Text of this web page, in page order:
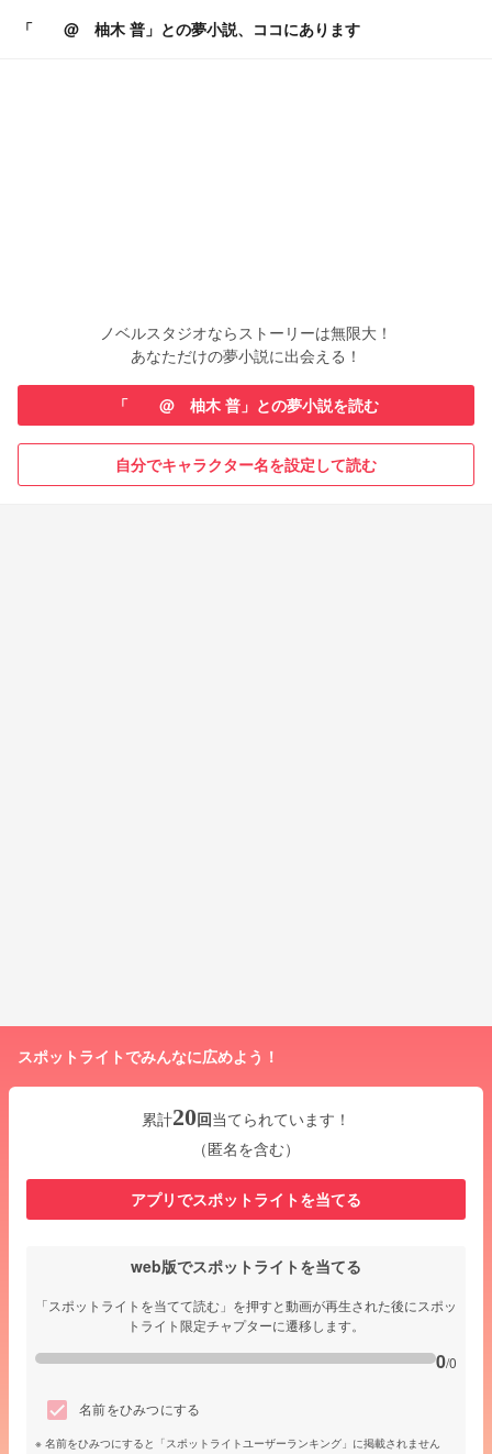
「 @ 柚木 普」との夢小説、ココにあります
ノベルスタジオならストーリーは無限大！
あなただけの夢小説に出会える！
「 @ 柚木 普」との夢小説を読む
自分でキャラクター名を設定して読む
スポットライトでみんなに広めよう！
累計20回当てられています！
（匿名を含む）
アプリでスポットライトを当てる
web版でスポットライトを当てる
「スポットライトを当てて読む」を押すと動画が再生された後にスポッ
トライト限定チャプターに遷移します。
0/0
名前をひみつにする
名前をひみつにすると「スポットライトユーザーランキング」に掲載されません